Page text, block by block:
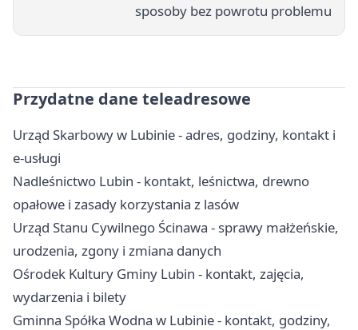
sposoby bez powrotu problemu
Przydatne dane teleadresowe
Urząd Skarbowy w Lubinie - adres, godziny, kontakt i
e-usługi
Nadleśnictwo Lubin - kontakt, leśnictwa, drewno
opałowe i zasady korzystania z lasów
Urząd Stanu Cywilnego Ścinawa - sprawy małżeńskie,
urodzenia, zgony i zmiana danych
Ośrodek Kultury Gminy Lubin - kontakt, zajęcia,
wydarzenia i bilety
Gminna Spółka Wodna w Lubinie - kontakt, godziny,